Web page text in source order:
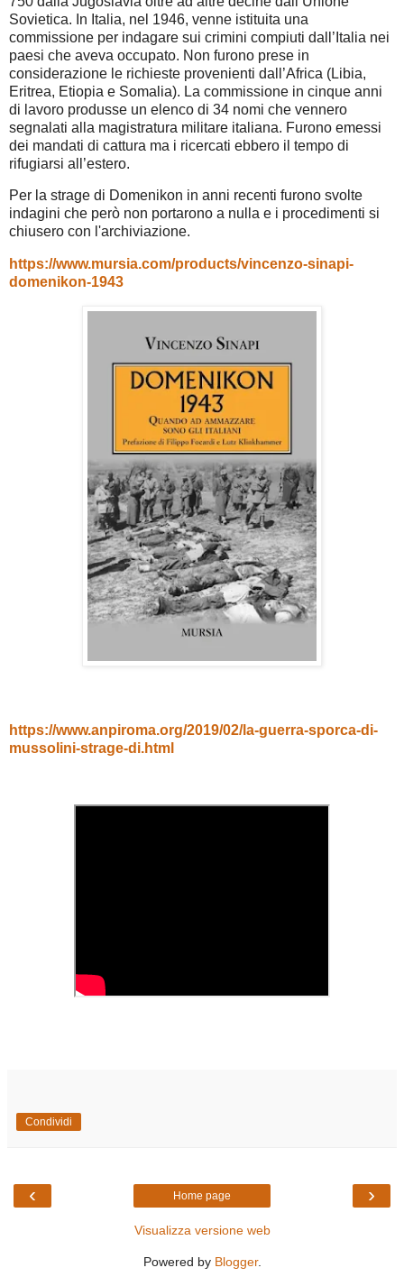
Sovietica. In Italia, nel 1946, venne istituita una
commissione per indagare sui crimini compiuti dall’Italia nei
paesi che aveva occupato. Non furono prese in
considerazione le richieste provenienti dall’Africa (Libia,
Eritrea, Etiopia e Somalia). La commissione in cinque anni
di lavoro produsse un elenco di 34 nomi che vennero
segnalati alla magistratura militare italiana. Furono emessi
dei mandati di cattura ma i ricercati ebbero il tempo di
rifugiarsi all’estero.
Per la strage di Domenikon in anni recenti furono svolte
indagini che però non portarono a nulla e i procedimenti si
chiusero con l'archiviazione.
https://www.mursia.com/products/vincenzo-sinapi-
domenikon-1943
https://www.anpiroma.org/2019/02/la-guerra-sporca-di-
mussolini-strage-di.html
Condividi
‹ ›
Home page
Visualizza versione web
Powered by Blogger.